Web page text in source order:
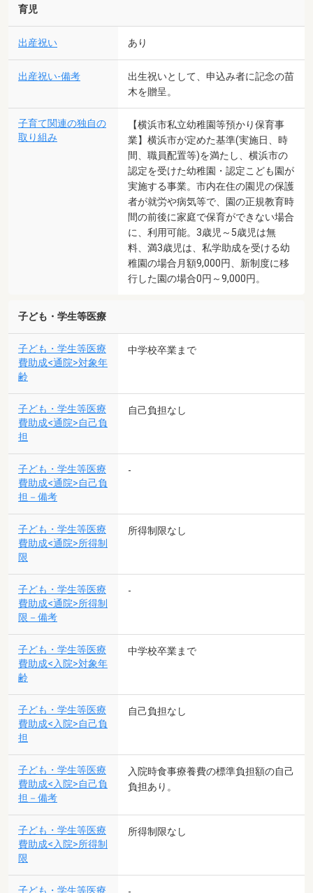
育児
出産祝い あり
出産祝い-備考
出生祝いとして、申込み者に記念の苗
木を贈呈。
子育て関連の独自の
取り組み
【横浜市私立幼稚園等預かり保育事
業】横浜市が定めた基準(実施日、時
間、職員配置等)を満たし、横浜市の
認定を受けた幼稚園・認定こども園が
実施する事業。市内在住の園児の保護
者が就労や病気等で、園の正規教育時
間の前後に家庭で保育ができない場合
に、利用可能。3歳児～5歳児は無
料、満3歳児は、私学助成を受ける幼
稚園の場合月額9,000円、新制度に移
行した園の場合0円～9,000円。
子ども・学生等医療
子ども・学生等医療
費助成<通院>対象年
齢
中学校卒業まで
子ども・学生等医療
費助成<通院>自己負
担
自己負担なし
子ども・学生等医療
費助成<通院>自己負
担－備考
-
子ども・学生等医療
費助成<通院>所得制
限
所得制限なし
子ども・学生等医療
費助成<通院>所得制
限－備考
-
子ども・学生等医療
費助成<入院>対象年
齢
中学校卒業まで
子ども・学生等医療
費助成<入院>自己負
担
自己負担なし
子ども・学生等医療
費助成<入院>自己負
担－備考
入院時食事療養費の標準負担額の自己
負担あり。
子ども・学生等医療
費助成<入院>所得制
限
所得制限なし
子ども・学生等医療